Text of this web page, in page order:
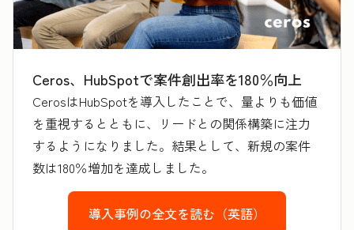
Ceros、HubSpotで案件創出率を180％向上
CerosはHubSpotを導入したことで、量よりも価値
を重視するとともに、リードとの関係構築に注力
するようになりました。結果として、新規の案件
数は180％増加を達成しました。
導入事例の全文を読む（英語）